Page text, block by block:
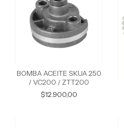
BOMBA ACEITE SKUA 250
/ VC200 / ZTT200
$12.900,00